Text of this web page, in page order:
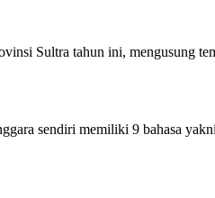
Sultra tahun ini, mengusung
sendiri memiliki 9 bahasa